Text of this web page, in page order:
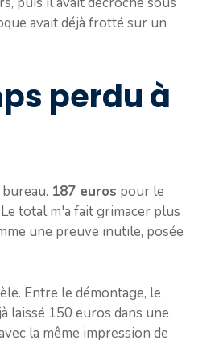
avait déjà frotté sur un
perdu à
187 euros pour le
total m'a fait grimacer plus
une preuve inutile, posée
Entre le démontage, le
laissé 150 euros dans une
la même impression de